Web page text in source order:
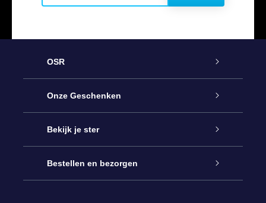
OSR
Service
Contact
Blog
Onze Geschenken
Online Star Gift
OSR Cadeaupakket
Bekijk je ster
Sterrenregister
Bestellen en bezorgen